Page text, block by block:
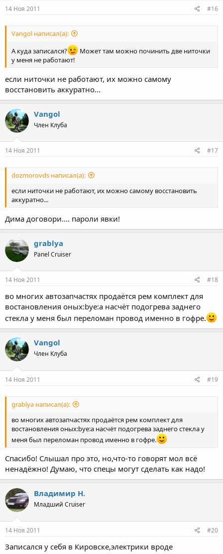
14 Ноя 2011 #16
Vangol написал(а):
А куда записался?
Может там можно починить две ниточки
у меня не работают!
если ниточки не работают, их можно самому
восстановить аккуратно...
Vangol
Член Клуба
14 Ноя 2011 #17
dozmorovds написал(а):
если ниточки не работают, их можно самому восстановить
аккуратно...
Дима договори.... пароли явки!
grablya
Panel Cruiser
14 Ноя 2011 #18
во многих автозапчастях продаётся рем комплект для
востановления оных:bye:а насчёт подогрева заднего
стекла у меня был переломан провод именно в гофре.
Vangol
Член Клуба
14 Ноя 2011 #19
grablya написал(а):
во многих автозапчастях продаётся рем комплект для
востановления оных:bye:а насчёт подогрева заднего стекла у
меня был переломан провод именно в гофре.
Спасибо! Слышал про это, но,что-то говорят мол всё
ненадёжно! Думаю, что спецы могут сделать как надо!
Владимир Н.
Младший Cruiser
14 Ноя 2011 #20
Записался у себя в Кировске,электрики вроде